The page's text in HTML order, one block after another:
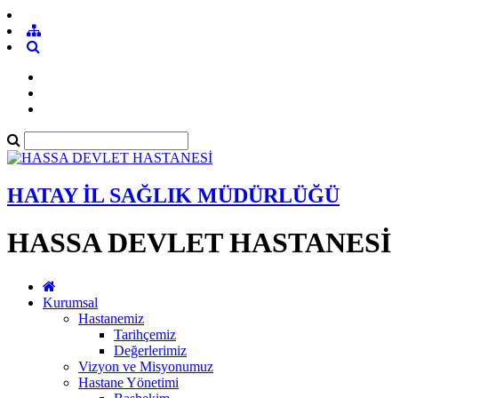
HATAY İL SAĞLIK MÜDÜRLÜĞÜ
HASSA DEVLET HASTANESİ
Kurumsal
Hastanemiz
Tarihçemiz
Değerlerimiz
Vizyon ve Misyonumuz
Hastane Yönetimi